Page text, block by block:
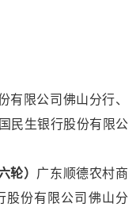
有限公司佛山分行、
民生银行股份有限公
轮） 广东顺德农村商
股份有限公司佛山分